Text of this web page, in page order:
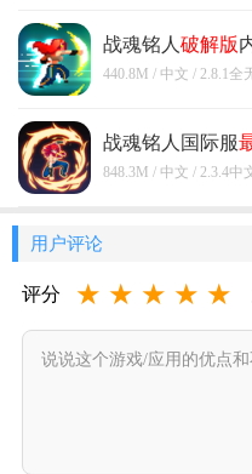
战魂铭人 破解版
无限版
440.8M / 中文 / 2.8.1全
战魂铭人国际服
Legends) 2.3.4中
848.3M / 中文 / 2.3.4中
用户评论
评分 ★ ★ ★ ★ ★